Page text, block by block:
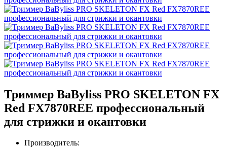
Триммер BaByliss PRO SKELETON FX
Red FX7870REE профессиональный
для стрижки и окантовки
Производитель: